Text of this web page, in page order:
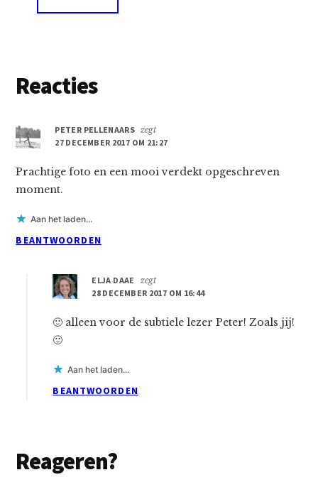
Lees
Reacties
PETER PELLENAARS zegt
27 DECEMBER 2017 OM 21:27
Prachtige foto en een mooi verdekt opgeschreven
moment.
Aan het laden...
BEANTWOORDEN
ELJA DAAE
zegt
28 DECEMBER 2017 OM 16:44
🙂 alleen voor de subtiele lezer Peter! Zoals jij!
🙂
Aan het laden...
BEANTWOORDEN
Reageren?